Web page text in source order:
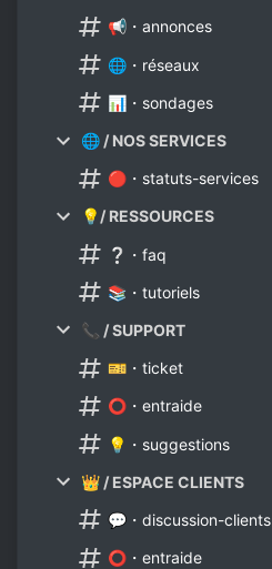
📢・annonces
🌐・réseaux
📊・sondages
🌐 / NOS SERVICES
🔴・statuts-services
💡/ RESSOURCES
❔・faq
📚・tutoriels
📞 / SUPPORT
🎫・ticket
⭕・entraide
💡・suggestions
👑 / ESPACE CLIENTS
💬・discussion-clients
⭕・entraide